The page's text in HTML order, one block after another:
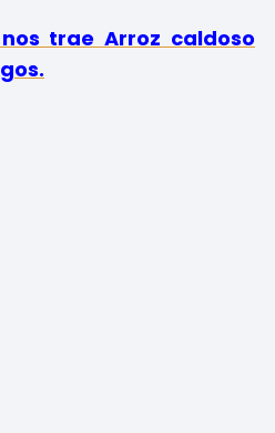
trae Arroz caldoso